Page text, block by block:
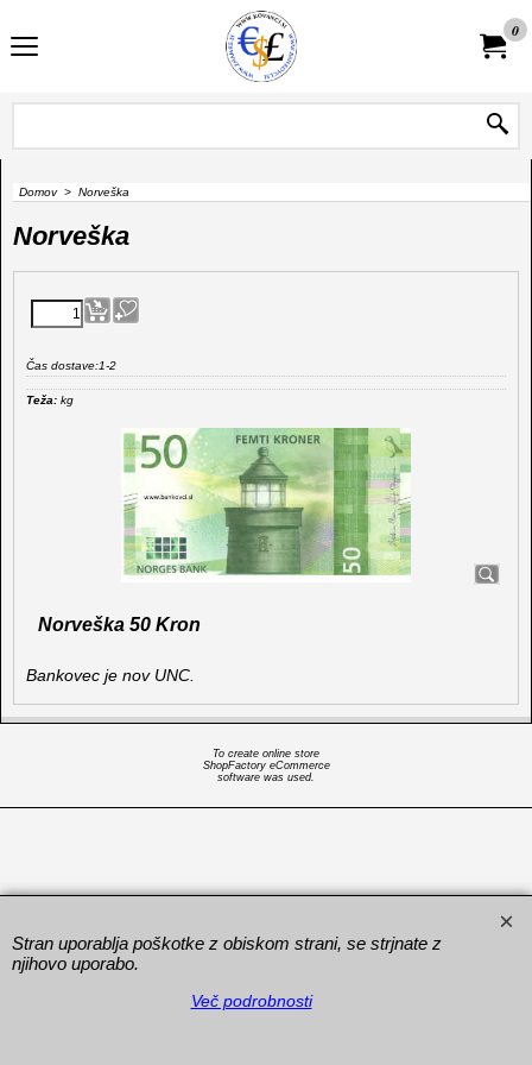
0
Domov> Norveška
Norveška
Čas dostave:1-2
Teža: kg
Norveška 50 Kron
Bankovec je nov UNC.
To create online store
ShopFactory eCommerce
software was used.
Stran uporablja poškotke z obiskom strani, se strjnate z
njihovo uporabo.
Več podrobnosti